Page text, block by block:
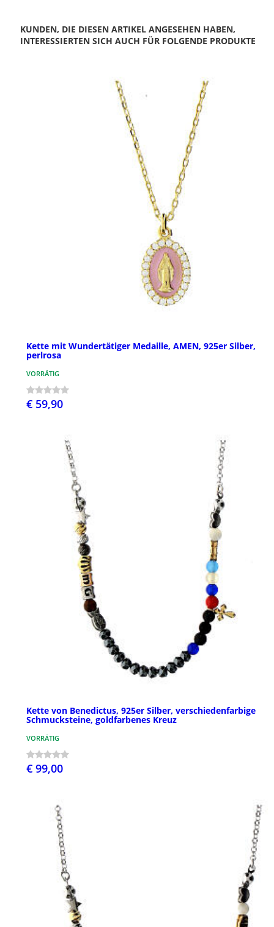
KUNDEN, DIE DIESEN ARTIKEL ANGESEHEN HABEN,
INTERESSIERTEN SICH AUCH FÜR FOLGENDE PRODUKTE
Kette mit Wundertätiger Medaille, AMEN, 925er Silber,
perlrosa
VORRÄTIG
€ 59,90
Kette von Benedictus, 925er Silber, verschiedenfarbige
Schmucksteine, goldfarbenes Kreuz
VORRÄTIG
€ 99,00